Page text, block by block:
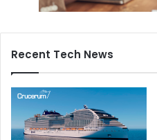
Recent Tech News